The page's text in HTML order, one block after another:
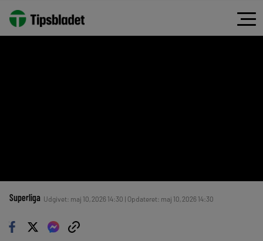
Superliga Udgivet: maj 10, 2026 14:30 | Opdateret: maj 10, 2026 14:30